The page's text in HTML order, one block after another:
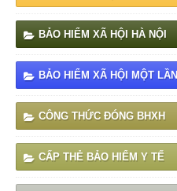
BẢO HIỂM XÃ HỘI HÀ NỘI
BẢO HIỂM XÃ HỘI MỘT LẦN
CÔNG THỨC ĐÓNG BHXH
CẤP THẺ BẢO HIỂM Y TẾ